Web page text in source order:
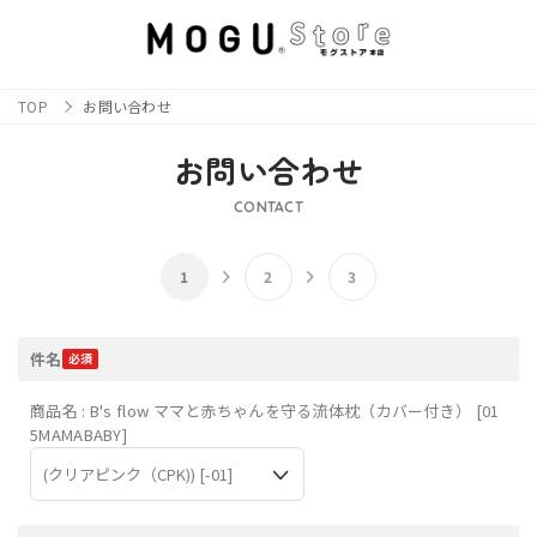
TOP お問い合わせ
お問い合わせ
CONTACT
件名
商品名 : B's flow ママと赤ちゃんを守る流体枕（カバー付き） [01
5MAMABABY]